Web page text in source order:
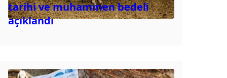
tarihi ve muhammen bedeli
açıklandı